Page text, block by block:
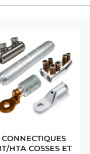
MISE À LA TERRE